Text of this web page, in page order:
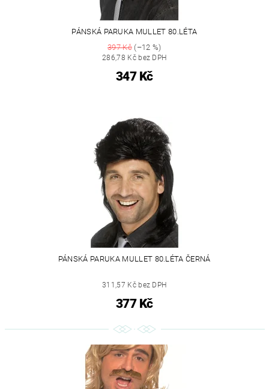
PÁNSKÁ PARUKA MULLET 80.LÉTA
397 Kč(–12 %)
286,78 Kč bez DPH
347 Kč
PÁNSKÁ PARUKA MULLET 80.LÉTA ČERNÁ
311,57 Kč bez DPH
377 Kč